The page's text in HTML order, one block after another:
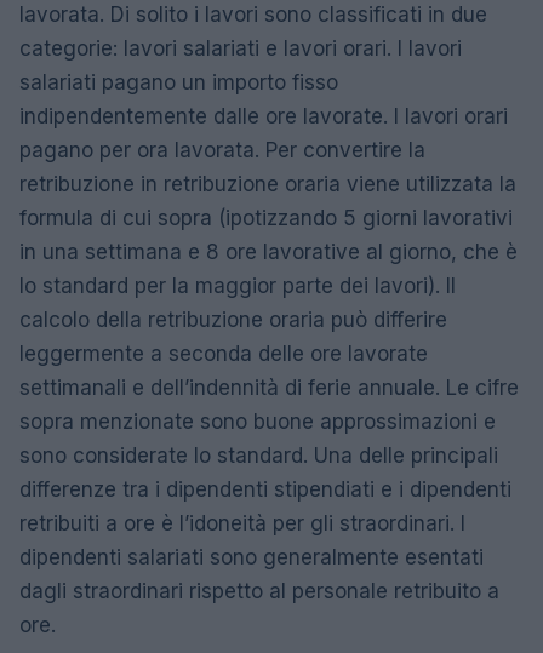
lavorata. Di solito i lavori sono classificati in due
categorie: lavori salariati e lavori orari. I lavori
salariati pagano un importo fisso
indipendentemente dalle ore lavorate. I lavori orari
pagano per ora lavorata. Per convertire la
retribuzione in retribuzione oraria viene utilizzata la
formula di cui sopra (ipotizzando 5 giorni lavorativi
in ​​una settimana e 8 ore lavorative al giorno, che è
lo standard per la maggior parte dei lavori). Il
calcolo della retribuzione oraria può differire
leggermente a seconda delle ore lavorate
settimanali e dell’indennità di ferie annuale. Le cifre
sopra menzionate sono buone approssimazioni e
sono considerate lo standard. Una delle principali
differenze tra i dipendenti stipendiati e i dipendenti
retribuiti a ore è l’idoneità per gli straordinari. I
dipendenti salariati sono generalmente esentati
dagli straordinari rispetto al personale retribuito a
ore.